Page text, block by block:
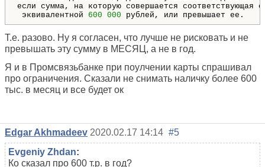
если сумма, на которую совершается соответствующая
эквивалентной 600 000 рублей, или превышает ее.
Т.е. разово. Ну я согласен, что лучше не рисковать и не
превышать эту сумму в МЕСЯЦ, а не в год.
Я и в Промсвязьбанке при поулчении карты спрашивал
про ограничения. Сказали не снимать наличку более 600
тыс. в месяц и все будет ок
Edgar Akhmadeev 2020.02.17 14:14 #5
Evgeniy Zhdan:
Ко сказал про 600 т.р. в год?